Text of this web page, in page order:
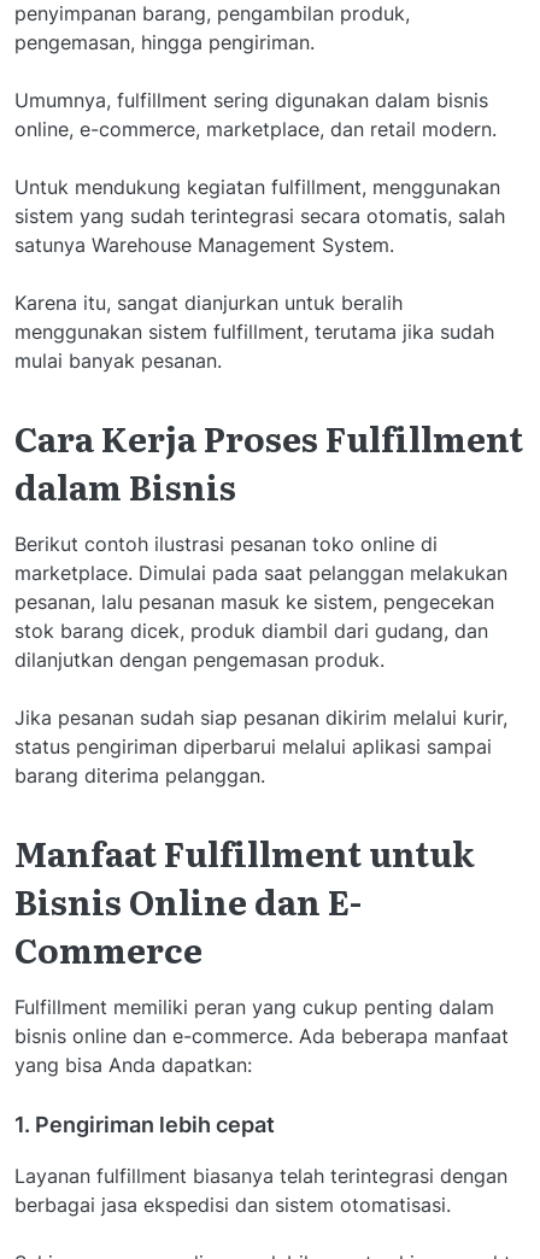
penyimpanan barang, pengambilan produk,
pengemasan, hingga pengiriman.
Umumnya, fulfillment sering digunakan dalam bisnis
online, e-commerce, marketplace, dan retail modern.
Untuk mendukung kegiatan fulfillment, menggunakan
sistem yang sudah terintegrasi secara otomatis, salah
satunya Warehouse Management System.
Karena itu, sangat dianjurkan untuk beralih
menggunakan sistem fulfillment, terutama jika sudah
mulai banyak pesanan.
Cara Kerja Proses Fulfillment
dalam Bisnis
Berikut contoh ilustrasi pesanan toko online di
marketplace. Dimulai pada saat pelanggan melakukan
pesanan, lalu pesanan masuk ke sistem, pengecekan
stok barang dicek, produk diambil dari gudang, dan
dilanjutkan dengan pengemasan produk.
Jika pesanan sudah siap pesanan dikirim melalui kurir,
status pengiriman diperbarui melalui aplikasi sampai
barang diterima pelanggan.
Manfaat Fulfillment untuk
Bisnis Online dan E-
Commerce
Fulfillment memiliki peran yang cukup penting dalam
bisnis online dan e-commerce. Ada beberapa manfaat
yang bisa Anda dapatkan:
1. Pengiriman lebih cepat
Layanan fulfillment biasanya telah terintegrasi dengan
berbagai jasa ekspedisi dan sistem otomatisasi.